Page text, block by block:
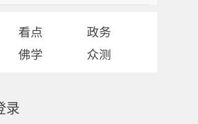
看点
政务
佛学 众测
录